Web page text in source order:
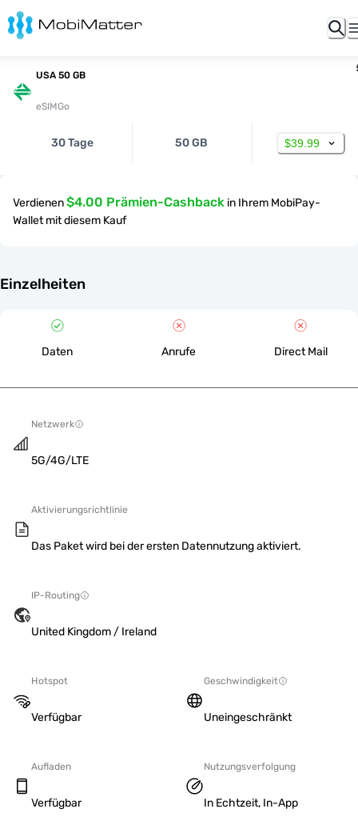
USA 50 GB
eSIMGo
30 Tage 50 GB $39.99
Verdienen$4.00 Prämien-Cashback in Ihrem MobiPay-
Wallet mit diesem Kauf
Einzelheiten
Daten Anrufe Direct Mail
Netzwerk
5G/4G/LTE
Aktivierungsrichtlinie
Das Paket wird bei der ersten Datennutzung aktiviert.
IP-Routing
United Kingdom / Ireland
Hotspot
Verfügbar
Geschwindigkeit
Uneingeschränkt
Aufladen
Verfügbar
Nutzungsverfolgung
In Echtzeit, In-App